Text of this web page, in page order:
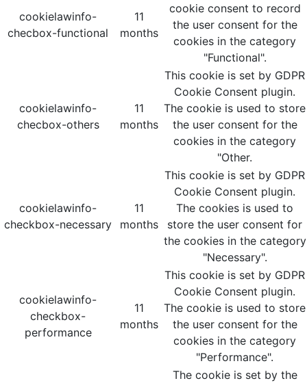
cookielawinfo-
checbox-functional
11
months
cookie consent to record
the user consent for the
cookies in the category
"Functional".
cookielawinfo-
checbox-others
11
months
This cookie is set by GDPR
Cookie Consent plugin.
The cookie is used to store
the user consent for the
cookies in the category
"Other.
cookielawinfo-
checkbox-necessary
11
months
This cookie is set by GDPR
Cookie Consent plugin.
The cookies is used to
store the user consent for
the cookies in the category
"Necessary".
cookielawinfo-
checkbox-
performance
11
months
This cookie is set by GDPR
Cookie Consent plugin.
The cookie is used to store
the user consent for the
cookies in the category
"Performance".
The cookie is set by the